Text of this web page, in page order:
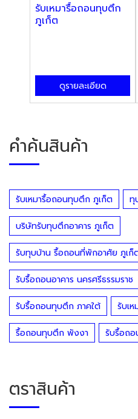
รับเหมารื้อถอนทุบตึก
ภูเก็ต
ดูรายละเอียด
คำค้นสินค้า
รับเหมารื้อถอนทุบตึก ภูเก็ต ทุ
บริษัทรับทุบตึกอาคาร ภูเก็ต
รับทุบบ้าน รื้อถอนที่พักอาศัย ภูเก็
รับรื้อถอนอาคาร นครศรีธรรมราช
รับรื้อถอนทุบตึก ภาคใต้ รับเ
รื้อถอนทุบตึก พังงา รับรื้อถอ
ตราสินค้า